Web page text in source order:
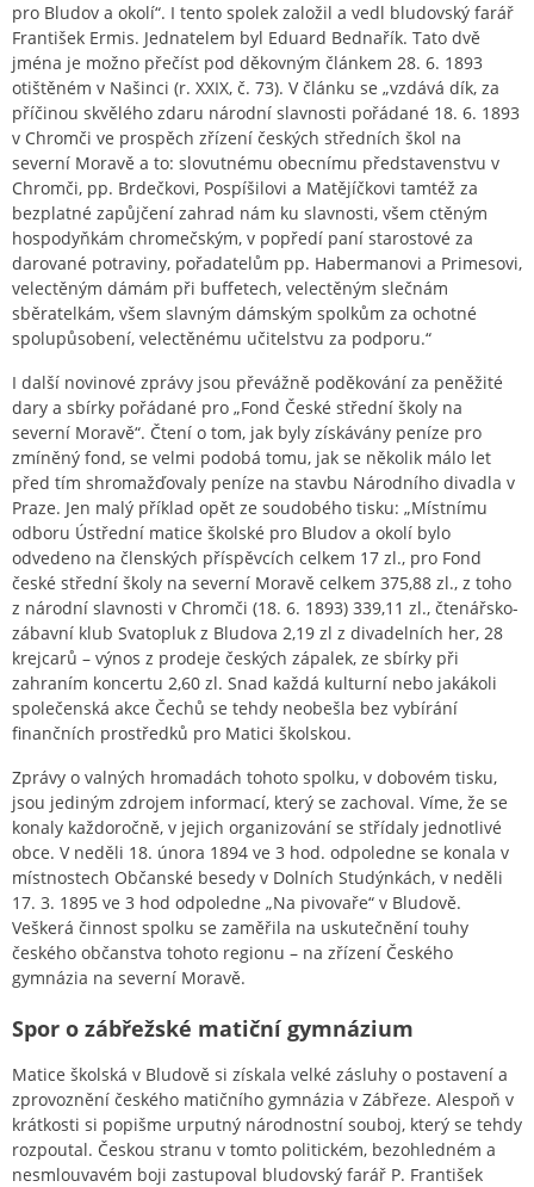
pro Bludov a okolí“. I tento spolek založil a vedl bludovský farář
František Ermis. Jednatelem byl Eduard Bednařík. Tato dvě
jména je možno přečíst pod děkovným článkem 28. 6. 1893
otištěném v Našinci (r. XXIX, č. 73). V článku se „vzdává dík, za
příčinou skvělého zdaru národní slavnosti pořádané 18. 6. 1893
v Chromči ve prospěch zřízení českých středních škol na
severní Moravě a to: slovutnému obecnímu představenstvu v
Chromči, pp. Brdečkovi, Pospíšilovi a Matějíčkovi tamtéž za
bezplatné zapůjčení zahrad nám ku slavnosti, všem ctěným
hospodyňkám chromečským, v popředí paní starostové za
darované potraviny, pořadatelům pp. Habermanovi a Primesovi,
velectěným dámám při buffetech, velectěným slečnám
sběratelkám, všem slavným dámským spolkům za ochotné
spolupůsobení, velectěnému učitelstvu za podporu.“
I další novinové zprávy jsou převážně poděkování za peněžité
dary a sbírky pořádané pro „Fond České střední školy na
severní Moravě“. Čtení o tom, jak byly získávány peníze pro
zmíněný fond, se velmi podobá tomu, jak se několik málo let
před tím shromažďovaly peníze na stavbu Národního divadla v
Praze. Jen malý příklad opět ze soudobého tisku: „Místnímu
odboru Ústřední matice školské pro Bludov a okolí bylo
odvedeno na členských příspěvcích celkem 17 zl., pro Fond
české střední školy na severní Moravě celkem 375,88 zl., z toho
z národní slavnosti v Chromči (18. 6. 1893) 339,11 zl., čtenářsko-
zábavní klub Svatopluk z Bludova 2,19 zl z divadelních her, 28
krejcarů – výnos z prodeje českých zápalek, ze sbírky při
zahraním koncertu 2,60 zl. Snad každá kulturní nebo jakákoli
společenská akce Čechů se tehdy neobešla bez vybírání
finančních prostředků pro Matici školskou.
Zprávy o valných hromadách tohoto spolku, v dobovém tisku,
jsou jediným zdrojem informací, který se zachoval. Víme, že se
konaly každoročně, v jejich organizování se střídaly jednotlivé
obce. V neděli 18. února 1894 ve 3 hod. odpoledne se konala v
místnostech Občanské besedy v Dolních Studýnkách, v neděli
17. 3. 1895 ve 3 hod odpoledne „Na pivovaře“ v Bludově.
Veškerá činnost spolku se zaměřila na uskutečnění touhy
českého občanstva tohoto regionu – na zřízení Českého
gymnázia na severní Moravě.
Spor o zábřežské matiční gymnázium
Matice školská v Bludově si získala velké zásluhy o postavení a
zprovoznění českého matičního gymnázia v Zábřeze. Alespoň v
krátkosti si popišme urputný národnostní souboj, který se tehdy
rozpoutal. Českou stranu v tomto politickém, bezohledném a
nesmlouvavém boji zastupoval bludovský farář P. František